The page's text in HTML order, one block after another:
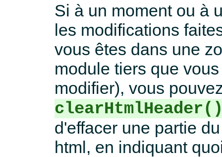
Si à un moment ou à
les modifications
vous êtes dans une
module tiers que
modifier), vous
d'effacer une partie
html, en indiquant